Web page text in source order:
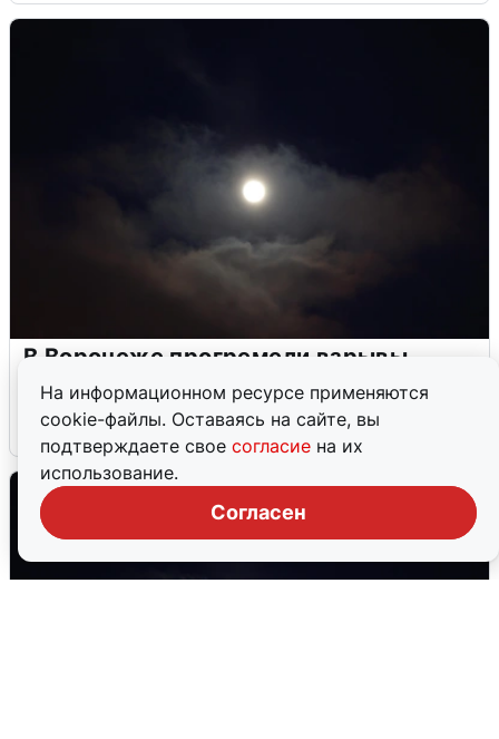
На информационном ресурсе применяются
cookie-файлы. Оставаясь на сайте, вы
подтверждаете свое согласие на их
использование.
Согласен
В Воронеже прогремели взрывы
после сигнала тревоги
5 августа 0